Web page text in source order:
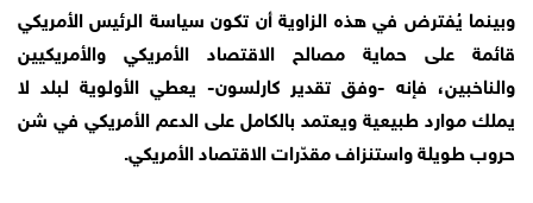
وبينما يُفترض في هذه الزاوية أن تكون سياسة الرئيس الأمريكي
قائمة على حماية مصالح الاقتصاد الأمريكي والأمريكيين
والناخبين، فإنه -وفق تقدير كارلسون- يعطي الأولوية لبلد لا
يملك موارد طبيعية ويعتمد بالكامل على الدعم الأمريكي في شن
حروب طويلة واستنزاف مقدّرات الاقتصاد الأمريكي.